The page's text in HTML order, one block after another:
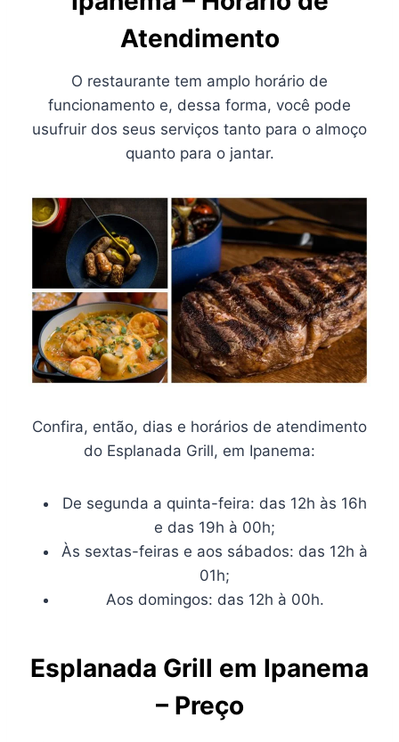
Atendimento
O restaurante tem amplo horário de
funcionamento e, dessa forma, você pode
usufruir dos seus serviços tanto para o almoço
quanto para o jantar.
Confira, então, dias e horários de atendimento
do Esplanada Grill, em Ipanema:
De segunda a quinta-feira: das 12h às 16h
e das 19h à 00h;
Às sextas-feiras e aos sábados: das 12h à
01h;
Aos domingos: das 12h à 00h.
Esplanada Grill em Ipanema
– Preço